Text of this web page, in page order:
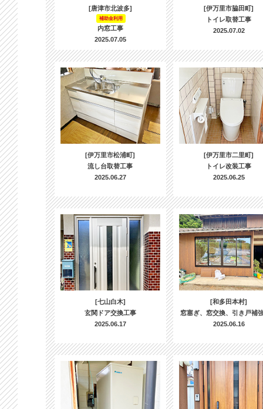
[唐津市北波多]
補助金利用
内窓工事
2025.07.05
[伊万里市脇田町]
トイレ取替工事
2025.07.02
[伊万里市松浦町]
流し台取替工事
2025.06.27
[伊万里市二里町]
トイレ改装工事
2025.06.25
[七山白木]
玄関ドア交換工事
2025.06.17
[和多田本村]
窓塞ぎ、窓交換、引き戸補
2025.06.16